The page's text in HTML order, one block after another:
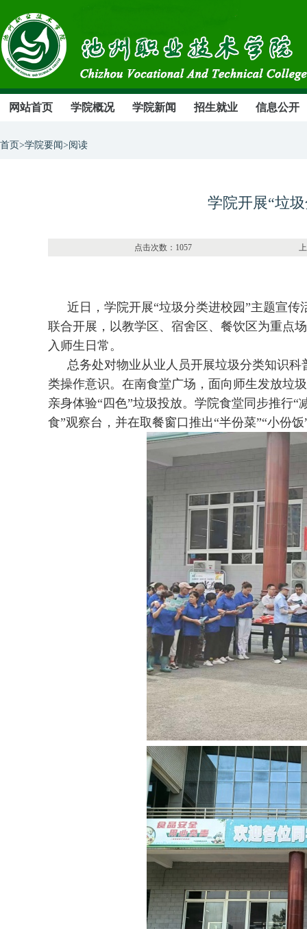
网站首页 学院概况 学院新闻 招生就业 信息公开
首页>学院要闻>阅读
学院开展“垃
点击次数：1057 上传
近 日，学院开展“垃圾分类进校园”主题宣传
联合开展，以教学区、宿舍区、餐饮区为重点
入师生日常。
总务处对物业从业人员开展垃圾分类知识
类操作意识。在南食堂广场，面向师生发放垃
亲身体验“四色”垃圾投放。学院食堂同步推行
食”观察台，并在取餐窗口推出“半份菜”“小份